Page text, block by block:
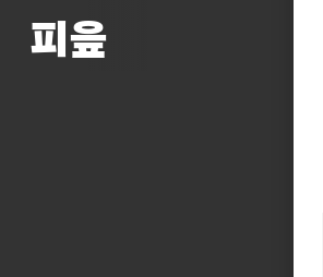
피읖